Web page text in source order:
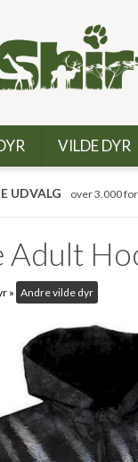
VILDE DYR
UDVALG over 3.000
Adult
» Andre vilde dyr